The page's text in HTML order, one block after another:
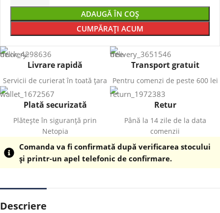
ADAUGĂ ÎN COȘ
CUMPĂRAȚI ACUM
Livrare rapidă
Servicii de curierat în toată țara
Transport gratuit
Pentru comenzi de peste 600 lei
Plată securizată
Plătește în siguranță prin
Netopia
Retur
Până la 14 zile de la data
comenzii
Comanda va fi confirmată după verificarea stocului
și printr-un apel telefonic de confirmare.
Descriere